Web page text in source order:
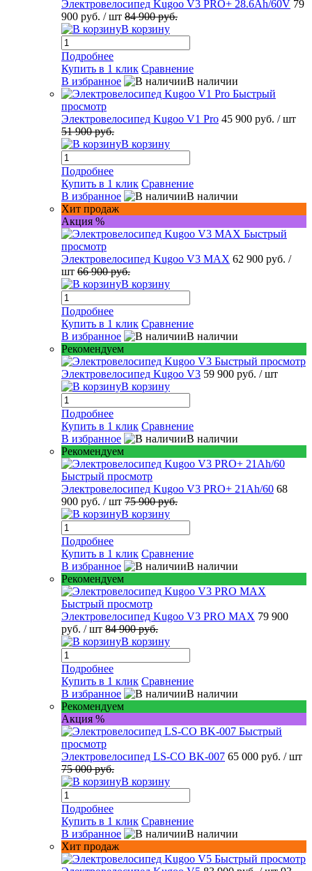
Электровелосипед Kugoo V3 PRO+ 28.6Ah/60V 79
900 руб. / шт 84 900 руб.
В корзину
Подробнее
Купить в 1 клик Сравнение
В избранное
В наличии
Быстрый
просмотр
Электровелосипед Kugoo V1 Pro 45 900 руб. / шт
51 900 руб.
В корзину
Подробнее
Купить в 1 клик Сравнение
В избранное
В наличии
Хит продаж
Акция %
Быстрый
просмотр
Электровелосипед Kugoo V3 MAX 62 900 руб. /
шт 66 900 руб.
В корзину
Подробнее
Купить в 1 клик Сравнение
В избранное
В наличии
Рекомендуем
Быстрый просмотр
Электровелосипед Kugoo V3 59 900 руб. / шт
В корзину
Подробнее
Купить в 1 клик Сравнение
В избранное
В наличии
Рекомендуем
Быстрый просмотр
Электровелосипед Kugoo V3 PRO+ 21Ah/60 68
900 руб. / шт 75 900 руб.
В корзину
Подробнее
Купить в 1 клик Сравнение
В избранное
В наличии
Рекомендуем
Быстрый просмотр
Электровелосипед Kugoo V3 PRO MAX 79 900
руб. / шт 84 900 руб.
В корзину
Подробнее
Купить в 1 клик Сравнение
В избранное
В наличии
Рекомендуем
Акция %
Быстрый
просмотр
Электровелосипед LS-CO BK-007 65 000 руб. / шт
75 000 руб.
В корзину
Подробнее
Купить в 1 клик Сравнение
В избранное
В наличии
Хит продаж
Быстрый просмотр